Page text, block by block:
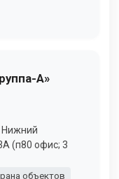
А»
Нижний
(п80 офис; 3
объектов